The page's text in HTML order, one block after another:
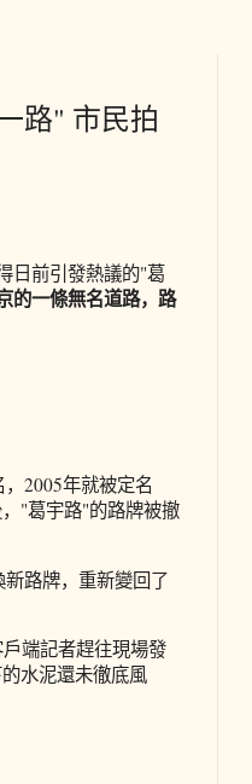
路" 市民拍
日前引發熱議的"葛
的一條無名道路，路
2005年就被定名
"葛宇路"的路牌被撤
路牌，重新變回了
端記者趕往現場發
水泥還未徹底風